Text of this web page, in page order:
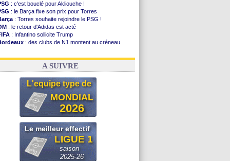
: c'est bouclé pour Akliouche !
: le Barça fixe son prix pour Torres
: Torres souhaite rejoindre le PSG !
: le retour d'Adidas est acté
: Infantino sollicite Trump
: des clubs de N1 montent au créneau
: le démenti de Leipzig pour Diomandé
A SUIVRE
L'equipe type de
MONDIAL
2026
Le meilleur effectif
LIGUE 1
saison
2025-26